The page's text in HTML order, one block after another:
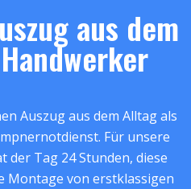
aus dem
Auszug aus dem Alltag als
Für unsere
Tag 24 Stunden, diese
Montage von erstklassigen